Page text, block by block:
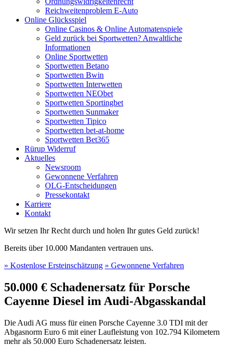
Reichweitenproblem E-Auto
Online Glücksspiel
Online Casinos & Online Automatenspiele
Geld zurück bei Sportwetten? Anwaltliche
Informationen
Online Sportwetten
Sportwetten Betano
Sportwetten Bwin
Sportwetten Interwetten
Sportwetten NEObet
Sportwetten Sportingbet
Sportwetten Sunmaker
Sportwetten Tipico
Sportwetten bet-at-home
Sportwetten Bet365
Rürup Widerruf
Aktuelles
Newsroom
Gewonnene Verfahren
OLG-Entscheidungen
Pressekontakt
Karriere
Kontakt
Wir setzen Ihr Recht durch und holen Ihr gutes Geld zurück!
Bereits über 10.000 Mandanten vertrauen uns.
» Kostenlose Ersteinschätzung » Gewonnene Verfahren
50.000 € Schadenersatz für Porsche
Cayenne Diesel im Audi-Abgasskandal
Die Audi AG muss für einen Porsche Cayenne 3.0 TDI mit der
Abgasnorm Euro 6 mit einer Laufleistung von 102.794 Kilometern
mehr als 50.000 Euro Schadenersatz leisten.